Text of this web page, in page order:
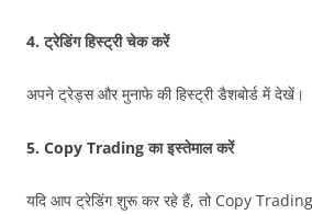
4.ट्रेडिंग हिस्ट्री चेक करें
अपने ट्रेड्स और मुनाफे की हिस्ट्री डैशबोर्ड में देखें।
5. Copy Trading का इस्तेमाल करें
यदि आप ट्रेडिंग शुरू कर रहे हैं, तो Copy